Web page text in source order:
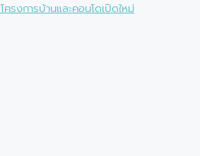
โครงการบ้านและคอนโดเปิดใหม่